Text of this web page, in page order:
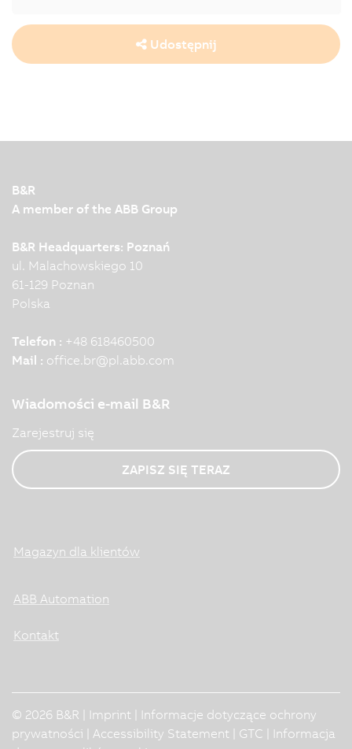
Udostępnij
B&R
A member of the ABB Group
B&R Headquarters: Poznań
ul. Malachowskiego 10
61-129 Poznan
Polska
Telefon : +48 618460500
Mail : office.br@pl.abb.com
Wiadomości e-mail B&R
Zarejestruj się
ZAPISZ SIĘ TERAZ
Magazyn dla klientów
ABB Automation
Kontakt
© 2026 B&R | Imprint
Informacje dotyczące ochrony
prywatności
Accessibility Statement GTC
Informacja